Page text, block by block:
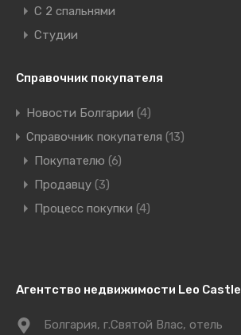
С 2 спальнями
Студии
Справочник покупателя
Новости Болгарии (4)
Справочник покупателя (13)
Покупателю (6)
Продавцу (3)
Процесс покупки (4)
Агентство недвижимости Leo Castle
Болгария, г.Святой Влас, отель